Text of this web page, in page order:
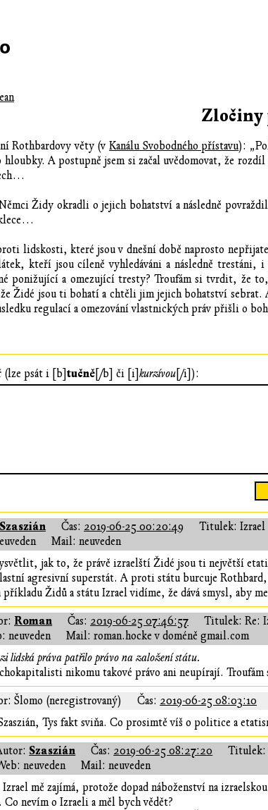
Zločiny
Rothbardovy věty (vKanálu Svobodného přístavu):
hloubky. A postupně jsem si začal uvědomovat, že
Židy okradli o jejich bohatství a následně
lidskosti, které jsou v dnešní době naprosto
kteří jsou cíleně vyhledáváni a následně
ponižující a omezující tresty? Troufám si tvrdit, že
Židé jsou ti bohatí a chtěli jim jejich bohatství
regulací a omezování vlastnických práv přišli o
(lze psát i [b] tučně [/b] či [i] kurzívou [/i]):
Szaszián Čas: 2019-06-25 00:20:49
Titulek: Izrael
Mail: neuveden
jak to, že právě izraelští Židé jsou ti největší
agresivní superstát. A proti státu burcuje
příkladu Židů a státu Izrael vidíme, že dává smysl, aby
Roman Čas: 2019-06-25 07:46:57 Titulek: Re:
neuveden
Mail: roman.hocke v doméně gmail.com
lidská práva patřilo právo na založení státu.
nikomu takové právo ani neupírají.
Šlomo (neregistrovaný) Čas: 2019-06-25 08:03:10
Tys fakt sviňa. Co prosimtě víš o politice a
Szaszián Čas: 2019-06-25 08:27:20 Titulek:
neuveden
Mail: neuveden
Izrael mě zajímá, protože dopad náboženství na
Co nevím o Izraeli a měl bych vědět?